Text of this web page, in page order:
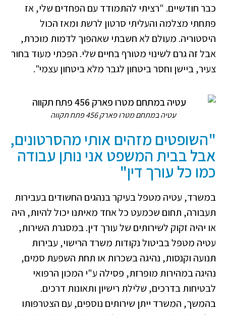
כבר חודשיים. "רציתי להתמודד עם הפחדים שלי, אז
פתחתי מצלמה והעליתי סרטון לרשת ומאז הכול
היסטוריה. מעולם לא חשבתי שאהפוך לדמות מוכרת,
אבל זה גרם לשינוי מטורף בחיים שלי. הפכתי מעוד בחור
צעיר, ביישן וחסר ביטחון לגבר מלא ביטחון עצמי".
עטיה במתחם מטרו פארק 456 פתח תקווה
"השופטים מזהים אותי מהסרטונים,
אבל בבית המשפט אני נותן עבודה
כמו כל עורך דין"
במשרד, עטיה מטפל בעיקר בנהגים החשודים בעבירות
תעבורה, תחום שכמעט כל אחד מאיתנו יכול להיות, היה
או יהיה זקוק לשירותים של עורך דין. במסגרת השירות,
עטיה מטפל בביטול נקודות משרד הרישוי, עבירות
תנועה וקנסות, נהיגה בשכרות או תחת השפעת סמים,
נהיגה במהירות מופרזת, פסילה ע"י המכון הרפואי
לבטיחות בדרכים, שלילת רישיון ותאונות דרכים.
בהמשך, המשרד ייתן שירותים נוספים, עם הצטרפותו